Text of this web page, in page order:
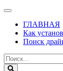
ГЛАВНАЯ
Как
Поиск